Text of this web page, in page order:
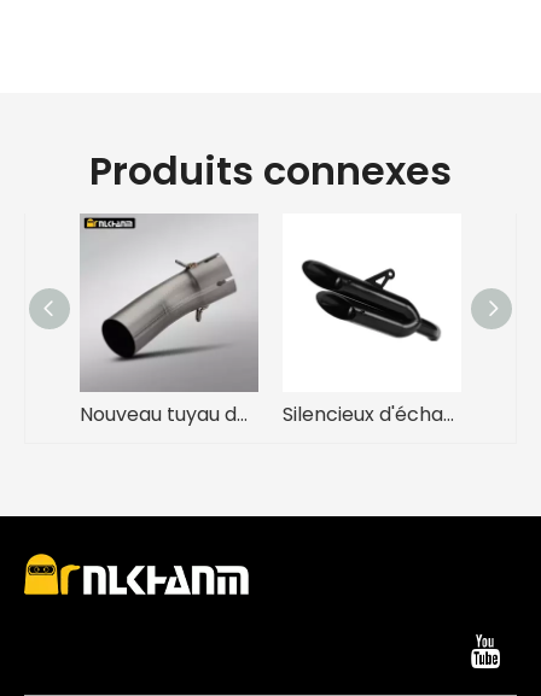
Produits connexes
Nouveau tuyau de liaison intermédiaire de Conversion en alliage de titane pour Modification du système d'échappement de moto ZX4R, nouvelle boîte de silencieux en acier Silencieux d'échappement de course à Double trou Zard en acier inoxydable haute Performance, nouvel état, glissement en ligne pour Zx4r et Zx4rr